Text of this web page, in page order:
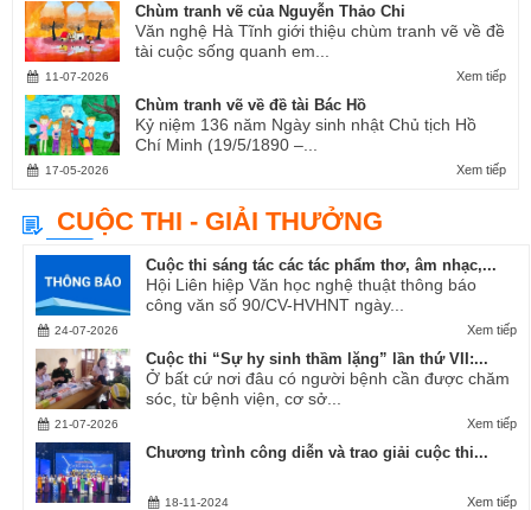
Chùm tranh vẽ của Nguyễn Thảo Chi
Văn nghệ Hà Tĩnh giới thiệu chùm tranh vẽ về đề
tài cuộc sống quanh em...
Xem tiếp
11-07-2026
Chùm tranh vẽ về đề tài Bác Hồ
Kỷ niệm 136 năm Ngày sinh nhật Chủ tịch Hồ
Chí Minh (19/5/1890 –...
Xem tiếp
17-05-2026
CUỘC THI - GIẢI THƯỞNG
Cuộc thi sáng tác các tác phẩm thơ, âm nhạc,...
Hội Liên hiệp Văn học nghệ thuật thông báo
công văn số 90/CV-HVHNT ngày...
Xem tiếp
24-07-2026
Cuộc thi “Sự hy sinh thầm lặng” lần thứ VII:...
Ở bất cứ nơi đâu có người bệnh cần được chăm
sóc, từ bệnh viện, cơ sở...
Xem tiếp
21-07-2026
Chương trình công diễn và trao giải cuộc thi...
Xem tiếp
18-11-2024